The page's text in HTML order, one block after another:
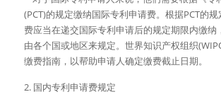
(PCT)的规定缴纳国际专利申请费。根据PCT的
费应当在递交国际专利申请后的规定期限内缴纳
由各个国或地区来规定。世界知识产权组织
缴费指南，以帮助申请人确定缴费截止日期。
2. 国内专利申请费规定